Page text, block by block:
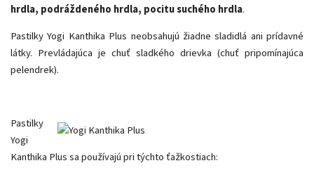
hrdla, podráždeného hrdla, pocitu suchého hrdla.
Pastilky Yogi Kanthika Plus neobsahujú žiadne sladidlá ani prídavné
látky. Prevládajúca je chuť sladkého drievka (chuť pripomínajúca
pelendrek).
Pastilky
Yogi
Kanthika Plus sa používajú pri týchto ťažkostiach: